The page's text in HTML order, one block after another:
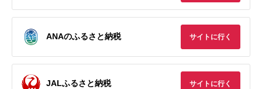
ANAのふるさと納税 サイトに行く
JALふるさと納税 サイトに行く